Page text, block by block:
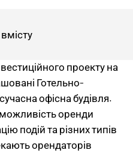
проекту на
Готельно-
офісна будівля.
оренди
подій та різних типів
орендаторів